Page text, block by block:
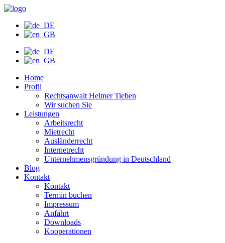
Zum
wechseln
Home
Profil
Rechtsanwalt Helmer Tieben
Wir suchen Sie
Leistungen
Arbeitsrecht
Mietrecht
Ausländerrecht
Internetrecht
Unternehmensgründung in Deutschland
Blog
Kontakt
Kontakt
Termin buchen
Impressum
Anfahrt
Downloads
Kooperationen